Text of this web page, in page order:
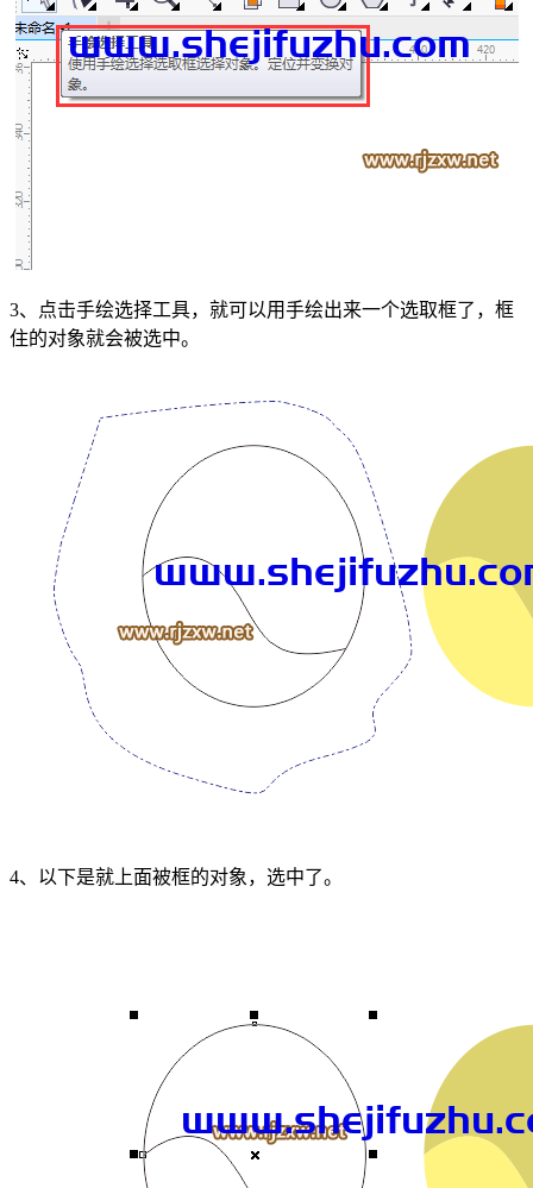
3、点击手绘选择工具，就可以用手绘出来一个选取框了，框
住的对象就会被选中。
4、以下是就上面被框的对象，选中了。